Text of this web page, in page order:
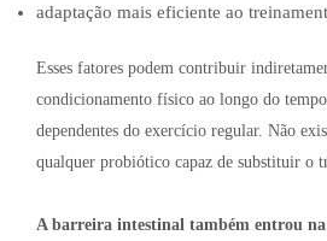
adaptação mais eficiente ao
Esses fatores podem contribuir
condicionamento físico ao longo do
dependentes do exercício regular. Não
qualquer probiótico capaz de substituir o
A barreira intestinal também entrou